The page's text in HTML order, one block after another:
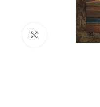
Click to enlarge